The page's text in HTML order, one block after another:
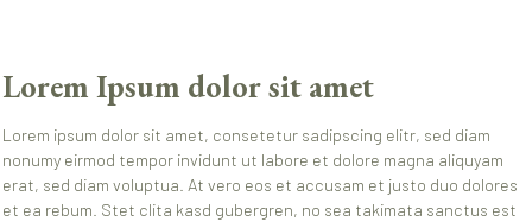
Lorem Ipsum dolor sit amet
Lorem ipsum dolor sit amet, consetetur sadipscing elitr, sed diam
nonumy eirmod tempor invidunt ut labore et dolore magna aliquyam
erat, sed diam voluptua. At vero eos et accusam et justo duo dolores
et ea rebum. Stet clita kasd gubergren, no sea takimata sanctus est